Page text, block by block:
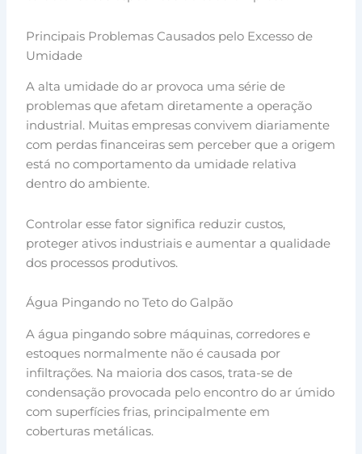
Principais Problemas Causados pelo Excesso de
Umidade
A alta umidade do ar provoca uma série de
problemas que afetam diretamente a operação
industrial. Muitas empresas convivem diariamente
com perdas financeiras sem perceber que a origem
está no comportamento da umidade relativa
dentro do ambiente.
Controlar esse fator significa reduzir custos,
proteger ativos industriais e aumentar a qualidade
dos processos produtivos.
Água Pingando no Teto do Galpão
A água pingando sobre máquinas, corredores e
estoques normalmente não é causada por
infiltrações. Na maioria dos casos, trata-se de
condensação provocada pelo encontro do ar úmido
com superfícies frias, principalmente em
coberturas metálicas.